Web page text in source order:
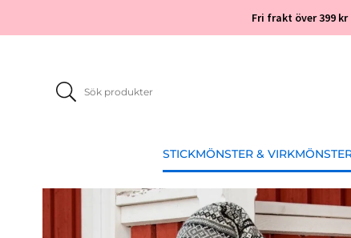
Fri frakt över 399
STICKMÖNSTER &